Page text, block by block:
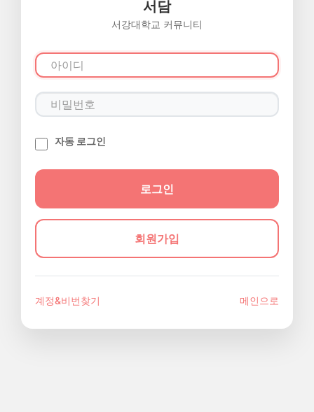
서담
서강대학교 커뮤니티
자동 로그인
회원가입
계정&비번찾기 메인으로